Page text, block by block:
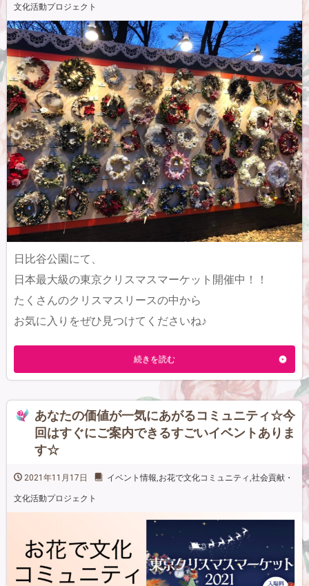
文化活動プロジェクト
日比谷公園にて、
日本最大級の東京クリスマスマーケット開催中！！
たくさんのクリスマスリースの中から
お気に入りをぜひ見つけてくださいね♪
続きを読む
あなたの価値が一気にあがるコミュニティ☆今
回はすぐにご案内できるすごいイベントありま
す☆
2021年11月17日 イベント情報 お花で文化コミュニティ 社会貢献・
文化活動プロジェクト